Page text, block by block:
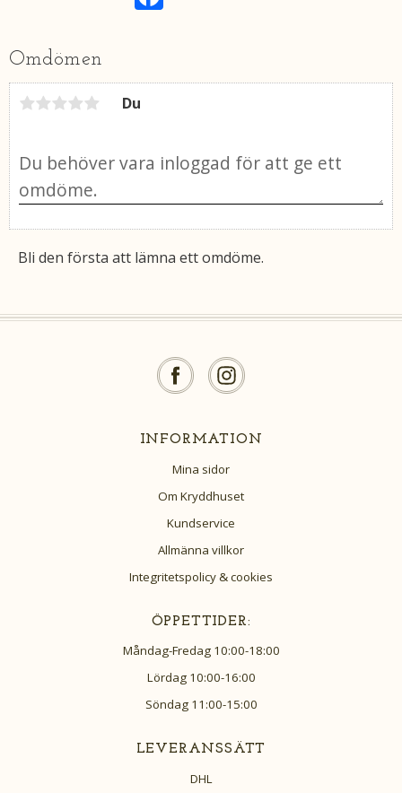
k
Omdömen
Du
Bli den första att lämna ett omdöme.
INFORMATION
Mina sidor
Om Kryddhuset
Kundservice
Allmänna villkor
Integritetspolicy & cookies
ÖPPETTIDER:
Måndag-Fredag 10:00-18:00
Lördag 10:00-16:00
Söndag 11:00-15:00
LEVERANSSÄTT
DHL